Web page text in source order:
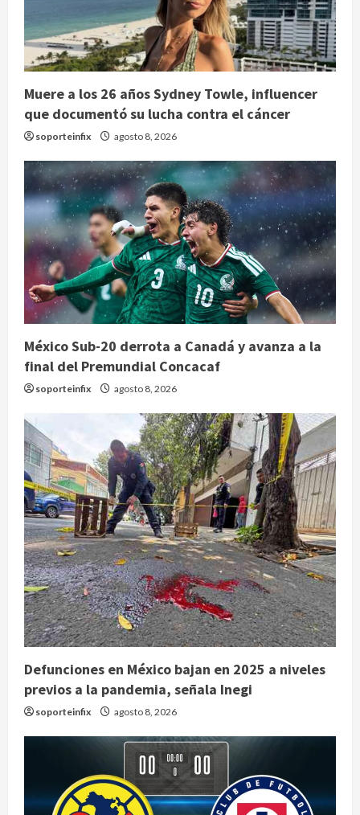
Muere a los 26 años Sydney Towle, influencer
que documentó su lucha contra el cáncer
soporteinfix agosto 8, 2026
México Sub-20 derrota a Canadá y avanza a la
final del Premundial Concacaf
soporteinfix agosto 8, 2026
Defunciones en México bajan en 2025 a niveles
previos a la pandemia, señala Inegi
soporteinfix agosto 8, 2026